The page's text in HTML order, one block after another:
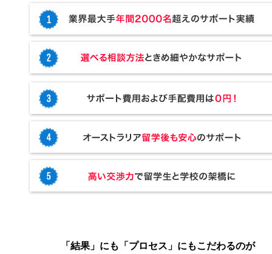
「結果」にも「プロセス」にもこだわるのが